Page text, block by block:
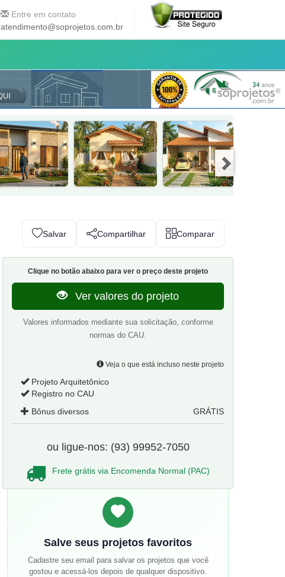
Entre em contato
atendimento@soprojetos.com.br
Salvar Compartilhar Comparar
Clique no botão abaixo para ver o preço deste projeto
Ver valores do projeto
Valores informados mediante sua solicitação, conforme
normas do CAU.
Veja o que está incluso neste projeto
Projeto Arquitetônico
Registro no CAU
Bônus diversos
GRÁTIS
ou ligue-nos: (93) 99952-7050
Frete grátis via Encomenda Normal (PAC)
Salve seus projetos favoritos
Cadastre seu email para salvar os projetos que você
gostou e acessá-los depois de qualquer dispositivo.